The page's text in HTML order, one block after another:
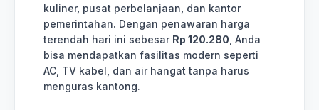
kuliner, pusat perbelanjaan, dan kantor
pemerintahan. Dengan penawaran harga
terendah hari ini sebesar Rp 120.280, Anda
bisa mendapatkan fasilitas modern seperti
AC, TV kabel, dan air hangat tanpa harus
menguras kantong.